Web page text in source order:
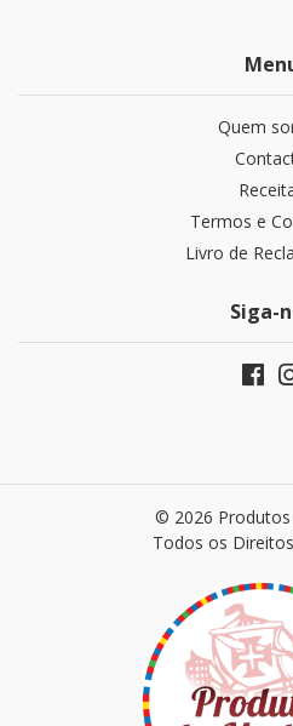
Quem
Termos e
Livro de
Siga-
© 2026 Produtos
Todos os